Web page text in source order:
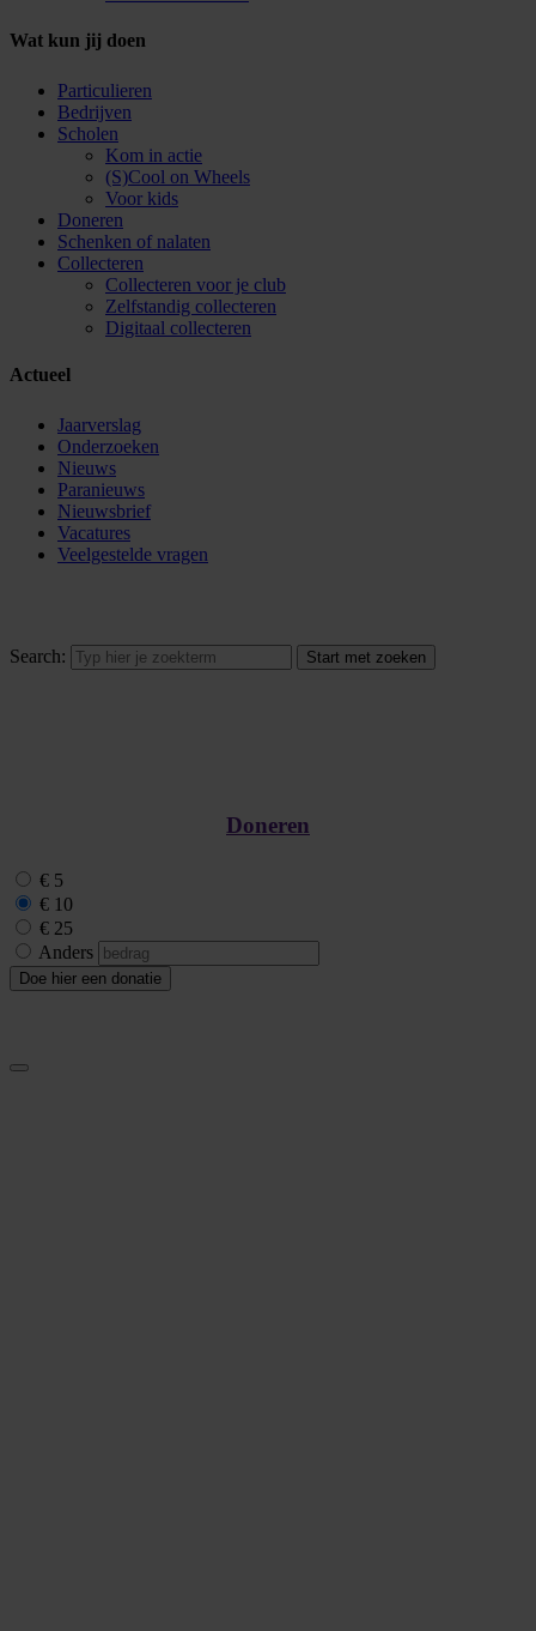
Wat kun jij doen
Particulieren
Bedrijven
Scholen
Kom in actie
(S)Cool on Wheels
Voor kids
Doneren
Schenken of nalaten
Collecteren
Collecteren voor je club
Zelfstandig collecteren
Digitaal collecteren
Actueel
Jaarverslag
Onderzoeken
Nieuws
Paranieuws
Nieuwsbrief
Vacatures
Veelgestelde vragen
Search:
Doneren
€ 5
€ 10
€ 25
Anders
Doe hier een donatie